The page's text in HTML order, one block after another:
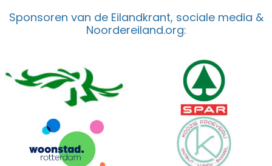
Sponsoren van de Eilandkrant, sociale media &
Noordereiland.org: